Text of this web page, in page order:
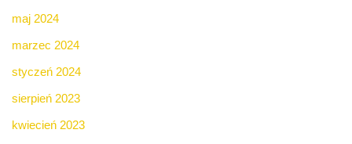
maj 2024
marzec 2024
styczeń 2024
sierpień 2023
kwiecień 2023